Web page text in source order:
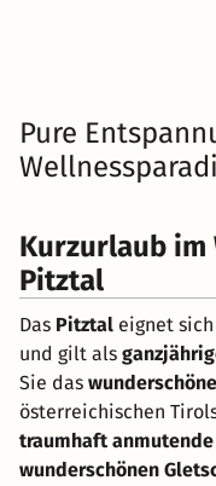
Pure
Kurzurlaub im
Pitztal
Das Pitztal eignet
und gilt als
Sie das
österreichischen
traumhaft
wunderschönen